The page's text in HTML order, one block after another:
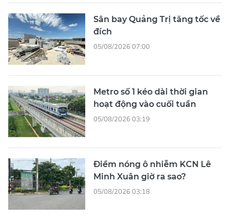
Sân bay Quảng Trị tăng tốc về
đích
05/08/2026 07:00
Metro số 1 kéo dài thời gian
hoạt động vào cuối tuần
05/08/2026 03:19
Điểm nóng ô nhiễm KCN Lê
Minh Xuân giờ ra sao?
05/08/2026 03:18